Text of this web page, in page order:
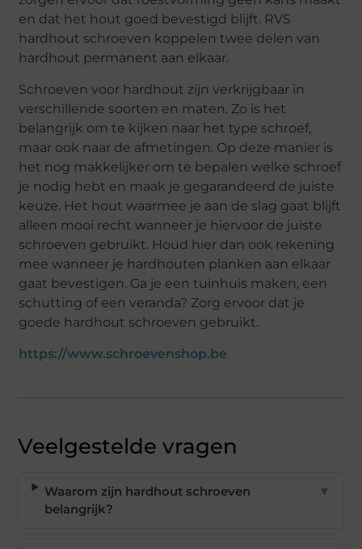
en dat het hout goed bevestigd blijft. RVS
hardhout schroeven koppelen twee delen van
hardhout permanent aan elkaar.
Schroeven voor hardhout zijn verkrijgbaar in
verschillende soorten en maten. Zo is het
belangrijk om te kijken naar het type schroef,
maar ook naar de afmetingen. Op deze manier is
het nog makkelijker om te bepalen welke schroef
je nodig hebt en maak je gegarandeerd de juiste
keuze. Het hout waarmee je aan de slag gaat blijft
alleen mooi recht wanneer je hiervoor de juiste
schroeven gebruikt. Houd hier dan ook rekening
mee wanneer je hardhouten planken aan elkaar
gaat bevestigen. Ga je een tuinhuis maken, een
schutting of een veranda? Zorg ervoor dat je
goede hardhout schroeven gebruikt.
https://www.schroevenshop.be
Veelgestelde vragen
Waarom zijn hardhout schroeven
belangrijk?
▼